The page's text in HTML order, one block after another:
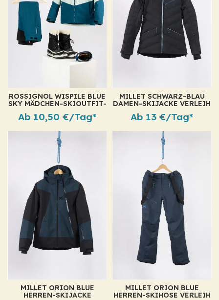
ROSSIGNOL WISPILE BLUE
SKY MÄDCHEN-SKIOUTFIT-
Ab 10,50 €/Tag*
MILLET SCHWARZ-BLAU
DAMEN-SKIJACKE VERLEIH
Ab 13 €/Tag*
MILLET ORION BLUE
HERREN-SKIJACKE
MILLET ORION BLUE
HERREN-SKIHOSE VERLEIH